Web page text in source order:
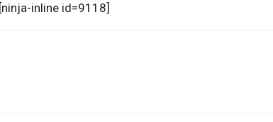
[ninja-inline id=9118]